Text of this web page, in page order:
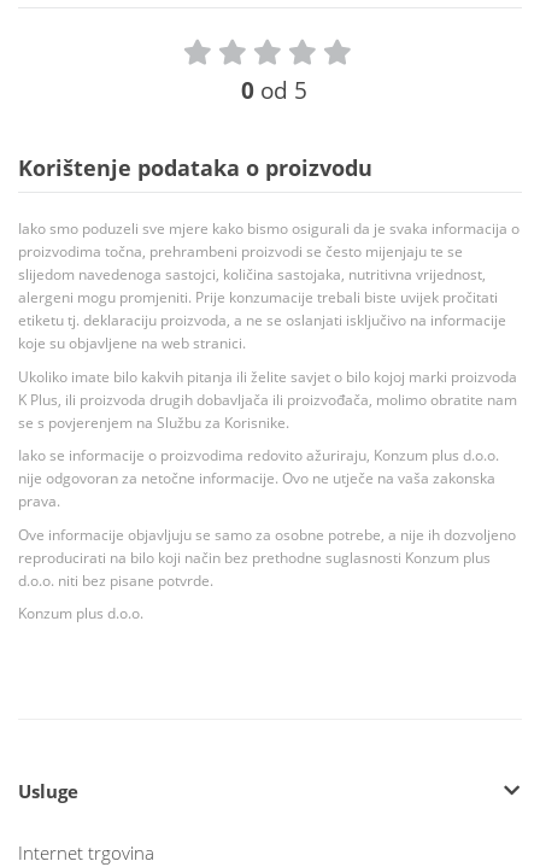
0 od 5
Korištenje podataka o proizvodu
Iako smo poduzeli sve mjere kako bismo osigurali da je svaka informacija o
proizvodima točna, prehrambeni proizvodi se često mijenjaju te se
slijedom navedenoga sastojci, količina sastojaka, nutritivna vrijednost,
alergeni mogu promjeniti. Prije konzumacije trebali biste uvijek pročitati
etiketu tj. deklaraciju proizvoda, a ne se oslanjati isključivo na informacije
koje su objavljene na web stranici.
Ukoliko imate bilo kakvih pitanja ili želite savjet o bilo kojoj marki proizvoda
K Plus, ili proizvoda drugih dobavljača ili proizvođača, molimo obratite nam
se s povjerenjem na Službu za Korisnike.
Iako se informacije o proizvodima redovito ažuriraju, Konzum plus d.o.o.
nije odgovoran za netočne informacije. Ovo ne utječe na vaša zakonska
prava.
Ove informacije objavljuju se samo za osobne potrebe, a nije ih dozvoljeno
reproducirati na bilo koji način bez prethodne suglasnosti Konzum plus
d.o.o. niti bez pisane potvrde.
Konzum plus d.o.o.
Usluge
Internet trgovina